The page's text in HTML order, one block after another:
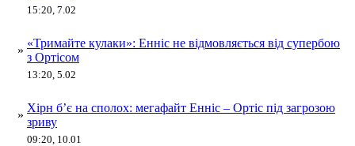
15:20, 7.02
»
«Тримайте кулаки»: Енніс не відмовляється від супербою
з Ортісом
13:20, 5.02
»
Хірн б’є на сполох: мегафайт Енніс – Ортіс під загрозою
зриву
09:20, 10.01